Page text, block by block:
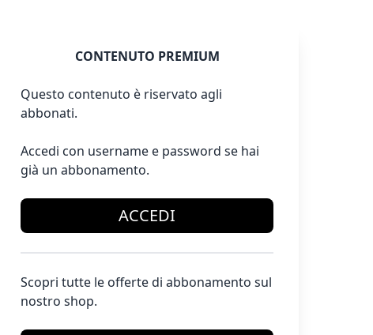
CONTENUTO PREMIUM
Questo contenuto è riservato agli
abbonati.
Accedi con username e password se hai
già un abbonamento.
ACCEDI
Scopri tutte le offerte di abbonamento sul
nostro shop.